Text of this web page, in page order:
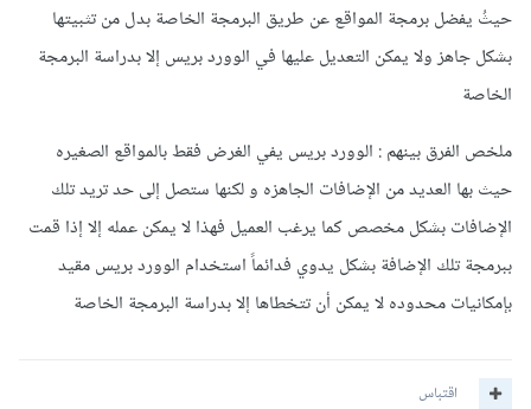
حيثُ يفضل برمجة المواقع عن طريق البرمجة الخاصة بدل من تثبيتها
بشكل جاهز ولا يمكن التعديل عليها في الوورد بريس إلا بدراسة البرمجة
الخاصة
ملخص الفرق بينهم : الوورد بريس يفي الغرض فقط بالمواقع الصغيره
حيث بها العديد من الإضافات الجاهزه و لكنها ستصل إلى حد تريد تلك
الإضافات بشكل مخصص كما يرغب العميل فهذا لا يمكن عمله إلا إذا قمت
ببرمجة تلك الإضافة بشكل يدوي فدائماً استخدام الوورد بريس مقيد
بإمكانيات محدوده لا يمكن أن تتخطاها إلا بدراسة البرمجة الخاصة
اقتباس